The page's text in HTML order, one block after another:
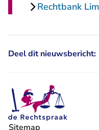
Rechtbank
Deel dit nieuwsbericht:
Sitemap